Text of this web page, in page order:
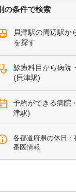
の条件で検索
貝津駅の周辺駅か
を探す
診療科目から病院
(貝津駅)
予約ができる病院
津駅)
各都道府県の休日
番医情報